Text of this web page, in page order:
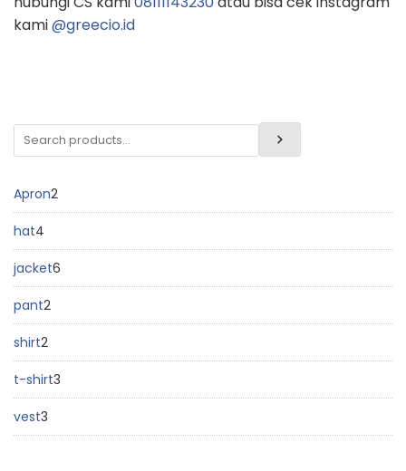
kami@greecio.id
Apron2
hat4
jacket6
pant2
shirt2
t-shirt3
vest3